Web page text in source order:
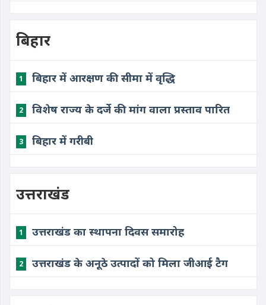
बिहार
1 बिहार में आरक्षण की सीमा में वृद्धि
2 विशेष राज्य के दर्जे की मांग वाला प्रस्ताव पारित
3 बिहार में गरीबी
उत्तराखंड
1 उत्तराखंड का स्थापना दिवस समारोह
2 उत्तराखंड के अनूठे उत्पादों को मिला जीआई टैग